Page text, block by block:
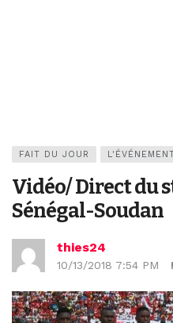
FAIT DU JOUR
Vidéo/ Direct du
Sénégal-Soudan
thies24
10/13/2018 7:54 PM